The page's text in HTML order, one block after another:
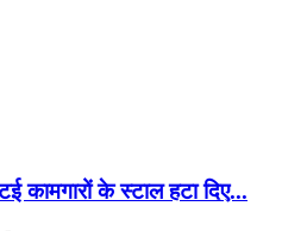
कामगारों के स्टाल हटा दिए...